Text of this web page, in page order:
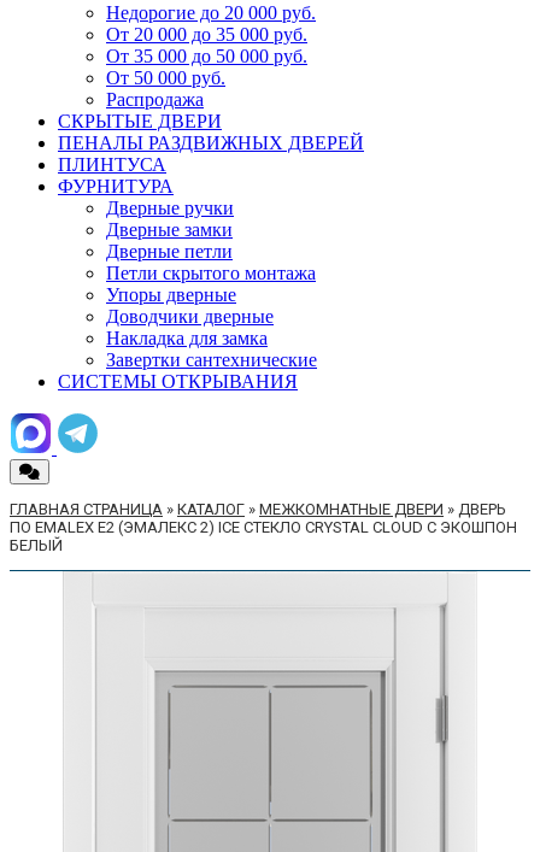
Недорогие до 20 000 руб.
От 20 000 до 35 000 руб.
От 35 000 до 50 000 руб.
От 50 000 руб.
Распродажа
СКРЫТЫЕ ДВЕРИ
ПЕНАЛЫ РАЗДВИЖНЫХ ДВЕРЕЙ
ПЛИНТУСА
ФУРНИТУРА
Дверные ручки
Дверные замки
Дверные петли
Петли скрытого монтажа
Упоры дверные
Доводчики дверные
Накладка для замка
Завертки сантехнические
СИСТЕМЫ ОТКРЫВАНИЯ
ГЛАВНАЯ СТРАНИЦА » КАТАЛОГ » МЕЖКОМНАТНЫЕ ДВЕРИ » ДВЕРЬ
ПО EMALEX E2 (ЭМАЛЕКС 2) ICE СТЕКЛО CRYSTAL CLOUD C ЭКОШПОН
БЕЛЫЙ